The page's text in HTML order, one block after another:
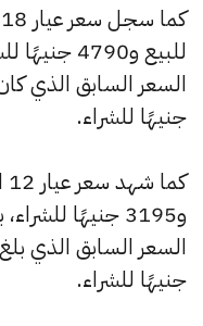
جنيهًا للشراء.
جنيهًا للشراء.